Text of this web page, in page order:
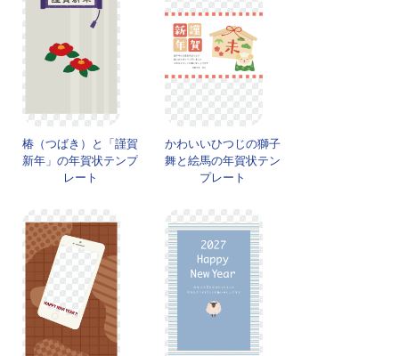
椿（つばき）と「謹賀
新年」の年賀状テンプ
レート
かわいいひつじの獅子
舞と絵馬の年賀状テン
プレート